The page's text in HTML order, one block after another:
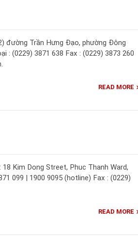
đường Trần Hưng Đạo, phường Đông
: (0229) 3871 638 Fax : (0229) 3873 260
READ MORE
Kim Dong Street, Phuc Thanh Ward,
099 | 1900 9095 (hotline) Fax : (0229)
READ MORE